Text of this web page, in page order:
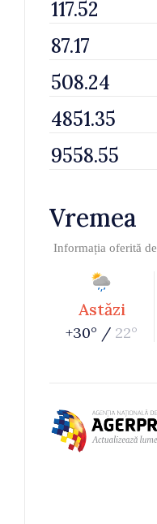
Vremea
Informația oferită de
Astăzi
+30° / 22°